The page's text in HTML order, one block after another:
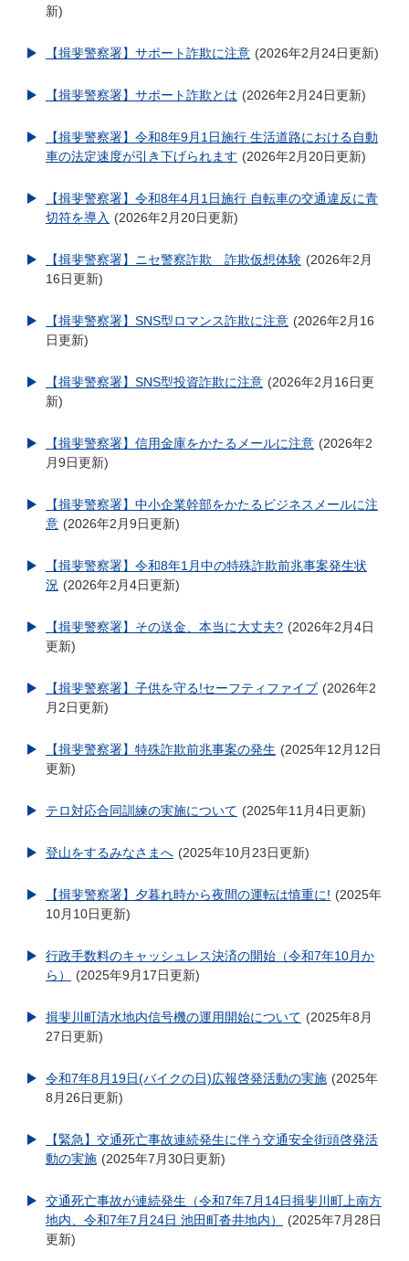
新
【揖斐警察署】サポート詐欺に注意 2026年2月24日更新
【揖斐警察署】サポート詐欺とは 2026年2月24日更新
【揖斐警察署】令和8年9月1日施行 生活道路における自動
車の法定速度が引き下げられます
2026年2月20日更新
【揖斐警察署】令和8年4月1日施行 自転車の交通違反に青
切符を導入
2026年2月20日更新
【揖斐警察署】ニセ警察詐欺 詐欺仮想体験
2026年2月
16日更新
【揖斐警察署】SNS型ロマンス詐欺に注意
2026年2月16
日更新
【揖斐警察署】SNS型投資詐欺に注意
2026年2月16日更
新
【揖斐警察署】信用金庫をかたるメールに注意
2026年2
月9日更新
【揖斐警察署】中小企業幹部をかたるビジネスメールに注
意
2026年2月9日更新
【揖斐警察署】令和8年1月中の特殊詐欺前兆事案発生状
況
2026年2月4日更新
【揖斐警察署】その送金、本当に大丈夫?
2026年2月4日
更新
【揖斐警察署】子供を守る!セーフティファイブ
2026年2
月2日更新
【揖斐警察署】特殊詐欺前兆事案の発生
2025年12月12日
更新
テロ対応合同訓練の実施について 2025年11月4日更新
登山をするみなさまへ 2025年10月23日更新
【揖斐警察署】夕暮れ時から夜間の運転は慎重に!
2025年
10月10日更新
行政手数料のキャッシュレス決済の開始（令和7年10月か
ら）
2025年9月17日更新
揖斐川町清水地内信号機の運用開始について
2025年8月
27日更新
令和7年8月19日(バイクの日)広報啓発活動の実施
2025年
8月26日更新
【緊急】交通死亡事故連続発生に伴う交通安全街頭啓発活
動の実施
2025年7月30日更新
交通死亡事故が連続発生（令和7年7月14日揖斐川町上南方
地内、令和7年7月24日 池田町沓井地内）
2025年7月28日
更新